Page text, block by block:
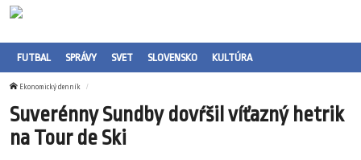
FUTBAL SPRÁVY SVET SLOVENSKO KULTÚRA
Ekonomický denník
Suverénny Sundby dovŕšil víťazný hetrik
na Tour de Ski